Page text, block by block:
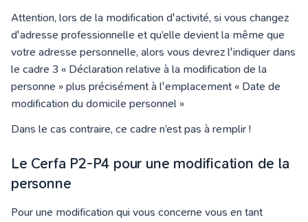
Attention, lors de la modification d'activité, si vous changez
d'adresse professionnelle et qu’elle devient la même que
votre adresse personnelle, alors vous devrez l'indiquer dans
le cadre 3 « Déclaration relative à la modification de la
personne » plus précisément à l'emplacement « Date de
modification du domicile personnel »
Dans le cas contraire, ce cadre n’est pas à remplir !
Le Cerfa P2-P4 pour une modification de la
personne
Pour une modification qui vous concerne vous en tant